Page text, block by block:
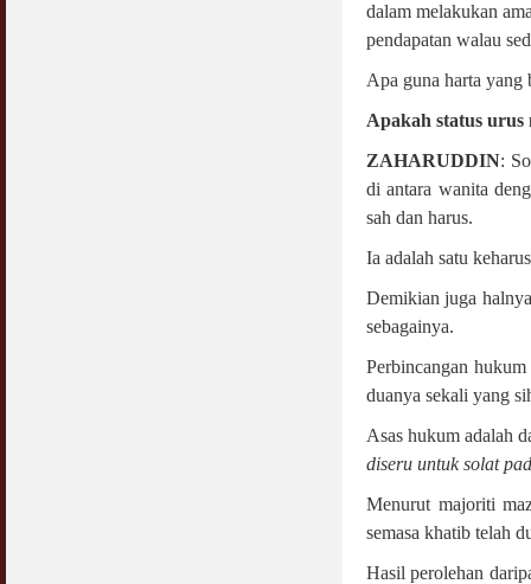
dalam melakukan
pendapatan walau
Apa guna harta yang
Apakah status urus
ZAHARUDDIN:
di antara wanita
sah dan harus.
Ia adalah satu
Demikian juga
sebagainya.
Perbincangan
duanya sekali yang
Asas hukum adalah
diseru untuk solat
Menurut majoriti
semasa khatib telah
Hasil perolehan